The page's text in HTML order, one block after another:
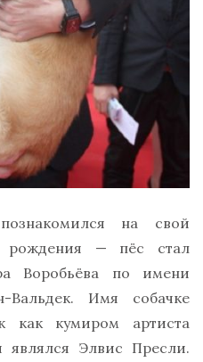
на свой
рождения — пёс стал
Воробьёва по имени
Вальдек. Имя собачке
как кумиром артиста
являлся Элвис Пресли.